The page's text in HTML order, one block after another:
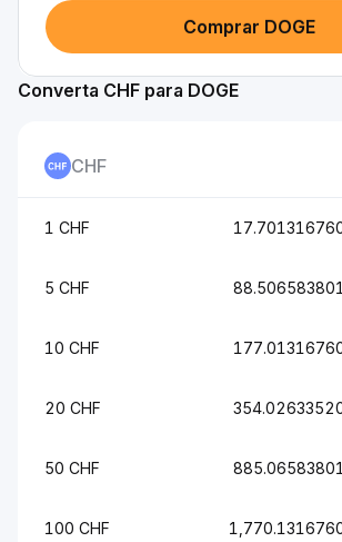
Comprar DOGE
Converta CHF para DOGE
CHF
1 CHF
5 CHF
10 CHF
20 CHF
50 CHF
100 CHF